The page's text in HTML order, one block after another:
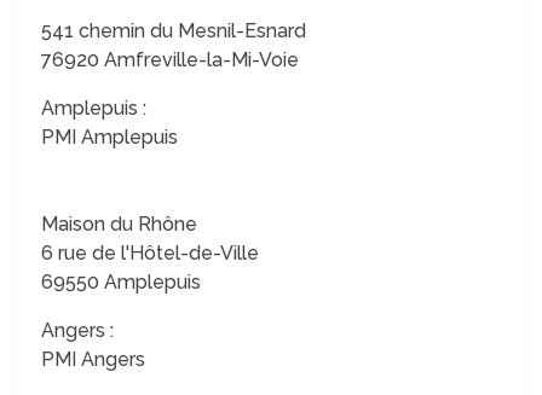
541 chemin du Mesnil-Esnard
76920 Amfreville-la-Mi-Voie
Amplepuis :
PMI Amplepuis
Maison du Rhône
6 rue de l'Hôtel-de-Ville
69550 Amplepuis
Angers :
PMI Angers